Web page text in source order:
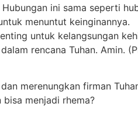
ini sama seperti
menuntut keinginannya.
untuk kelangsungan
rencana Tuhan. Amin.
merenungkan firman
bisa menjadi rhema?